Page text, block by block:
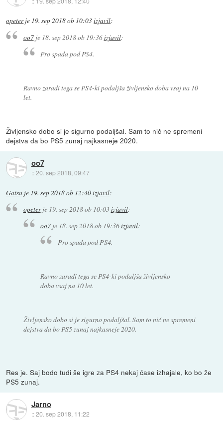
opeterje 19. sep 2018 ob 10:03izjavil:
oo7je 18. sep 2018 ob 19:36izjavil:
Pro spada pod PS4.
Ravno zaradi tega se PS4-ki podaljša življensko doba vsaj na 10
let.
Življensko dobo si je sigurno podaljšal. Sam to nič ne spremeni
dejstva da bo PS5 zunaj najkasneje 2020.
oo7
::20. sep 2018, 09:47
Gatsu je 19. sep 2018 ob 12:40izjavil:
opeterje 19. sep 2018 ob 10:03izjavil:
oo7je 18. sep 2018 ob 19:36izjavil:
Pro spada pod PS4.
Ravno zaradi tega se PS4-ki podaljša življensko
doba vsaj na 10 let.
Življensko dobo si je sigurno podaljšal. Sam to nič ne spremeni
dejstva da bo PS5 zunaj najkasneje 2020.
Res je. Saj bodo tudi še igre za PS4 nekaj čase izhajale, ko bo že
PS5 zunaj.
Jarno
::20. sep 2018, 11:22